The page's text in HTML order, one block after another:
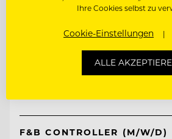
TOP ARBEITGEBER
Schlosshotel
F&B CONTROLLER (M/W/D)
Ihre Cookies selbst zu
Cookie-Einstellungen
ALLE